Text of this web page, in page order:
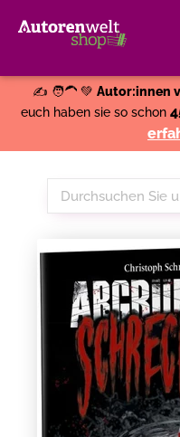
✍️ 🧑‍🦱 💚 Autor:innen
euch haben sie so schon
Durchsuchen
Sie
Shop